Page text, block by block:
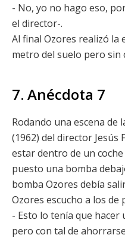
- No, yo no hago eso,
el director-.
Al final Ozores realizó la
metro del suelo pero sin
7. Anécdota 7
Rodando una escena de
(1962) del director Jesús
estar dentro de un
puesto una bomba
bomba Ozores debía
Ozores escucho a los de
- Esto lo tenía que
pero con tal de